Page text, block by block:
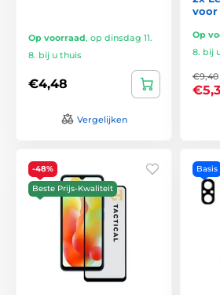
Op voorraad, op dinsdag 11.
8. bij u thuis
€4,48
Vergelijken
voor
Op
8. bij
€9,40
-48%
Beste Prijs-Kwaliteit
Basis